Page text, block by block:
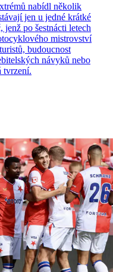
nabídl několik
jen u jedné krátké
po šestnácti letech
mistrovství
budoucnost
návyků nebo
tvrzení.